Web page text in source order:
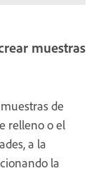
muestras
de
relleno o el
a la
la